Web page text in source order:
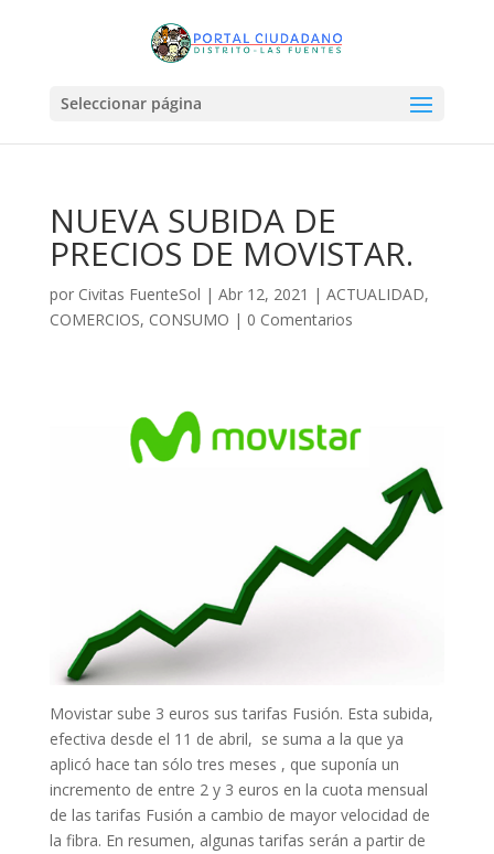
Seleccionar página
NUEVA SUBIDA DE
PRECIOS DE MOVISTAR.
por Civitas FuenteSol | Abr 12, 2021 | ACTUALIDAD,
COMERCIOS, CONSUMO | 0 Comentarios
Movistar sube 3 euros sus tarifas Fusión. Esta subida,
efectiva desde el 11 de abril, se suma a la que ya
aplicó hace tan sólo tres meses , que suponía un
incremento de entre 2 y 3 euros en la cuota mensual
de las tarifas Fusión a cambio de mayor velocidad de
la fibra. En resumen, algunas tarifas serán a partir de